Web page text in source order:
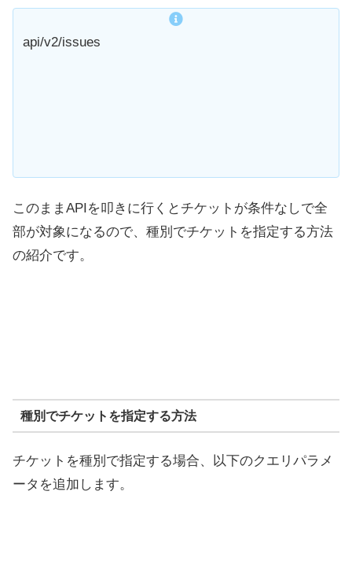
api/v2/issues
このままAPIを叩きに行くとチケットが条件なしで全
部が対象になるので、種別でチケットを指定する方法
の紹介です。
種別でチケットを指定する方法
チケットを種別で指定する場合、以下のクエリパラメ
ータを追加します。